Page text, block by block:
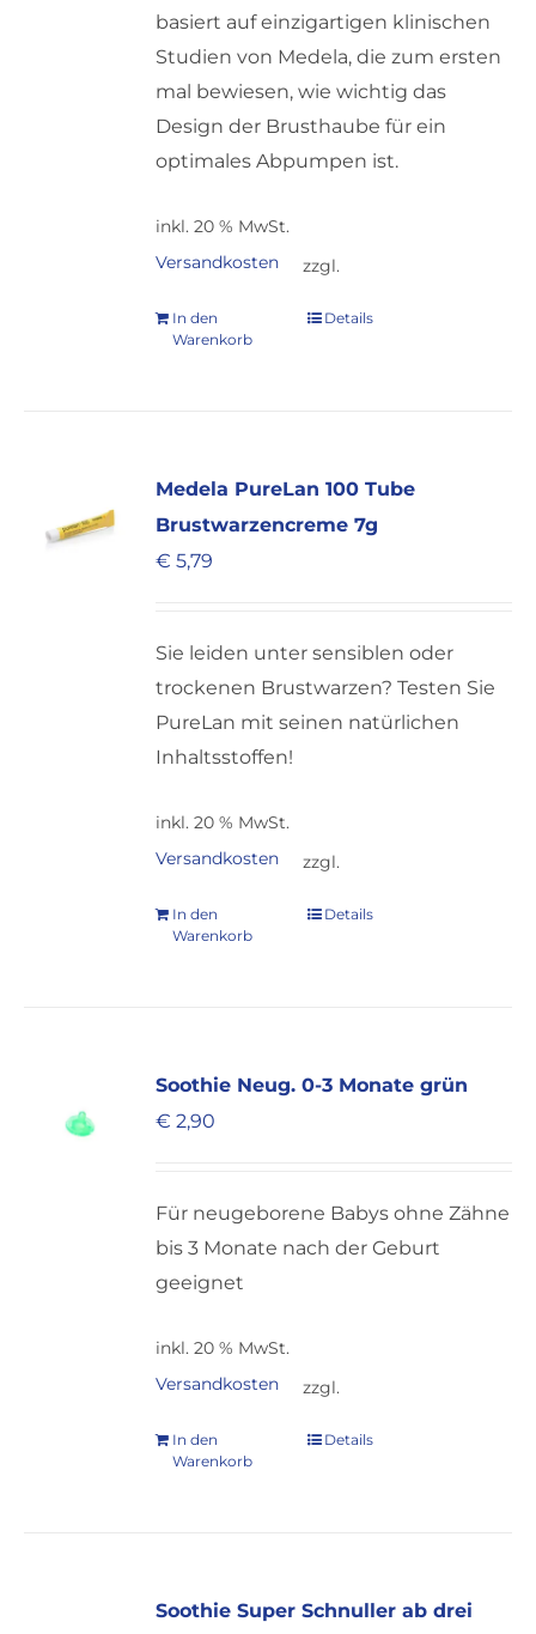
basiert auf einzigartigen klinischen
Studien von Medela, die zum ersten
mal bewiesen, wie wichtig das
Design der Brusthaube für ein
optimales Abpumpen ist.
inkl. 20 % MwSt.
zzgl.
Versandkosten
In den
Warenkorb
Details
Medela PureLan 100 Tube
Brustwarzencreme 7g
€ 5,79
Sie leiden unter sensiblen oder
trockenen Brustwarzen? Testen Sie
PureLan mit seinen natürlichen
Inhaltsstoffen!
inkl. 20 % MwSt.
zzgl.
Versandkosten
In den
Warenkorb
Details
Soothie Neug. 0-3 Monate grün
€ 2,90
Für neugeborene Babys ohne Zähne
bis 3 Monate nach der Geburt
geeignet
inkl. 20 % MwSt.
zzgl.
Versandkosten
In den
Warenkorb
Details
Soothie Super Schnuller ab drei